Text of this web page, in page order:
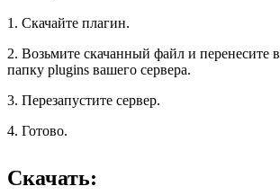
1. Скачайте плагин.
2. Возьмите скачанный файл и перенесите в
папку plugins вашего сервера.
3. Перезапустите сервер.
4. Готово.
Скачать: